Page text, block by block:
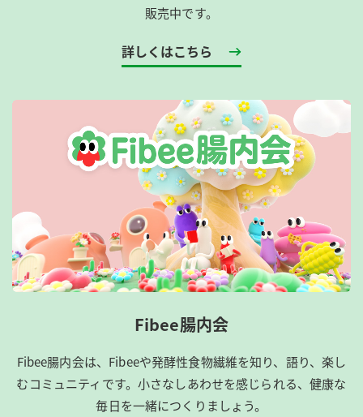
販売中です。
詳しくはこちら
Fibee腸内会
Fibee腸内会は、​Fibeeや発酵性食物繊維を知り、語り、楽し
むコミュニティです。​小さなしあわせを感じられる、健康な
毎日を一緒につくりましょう。